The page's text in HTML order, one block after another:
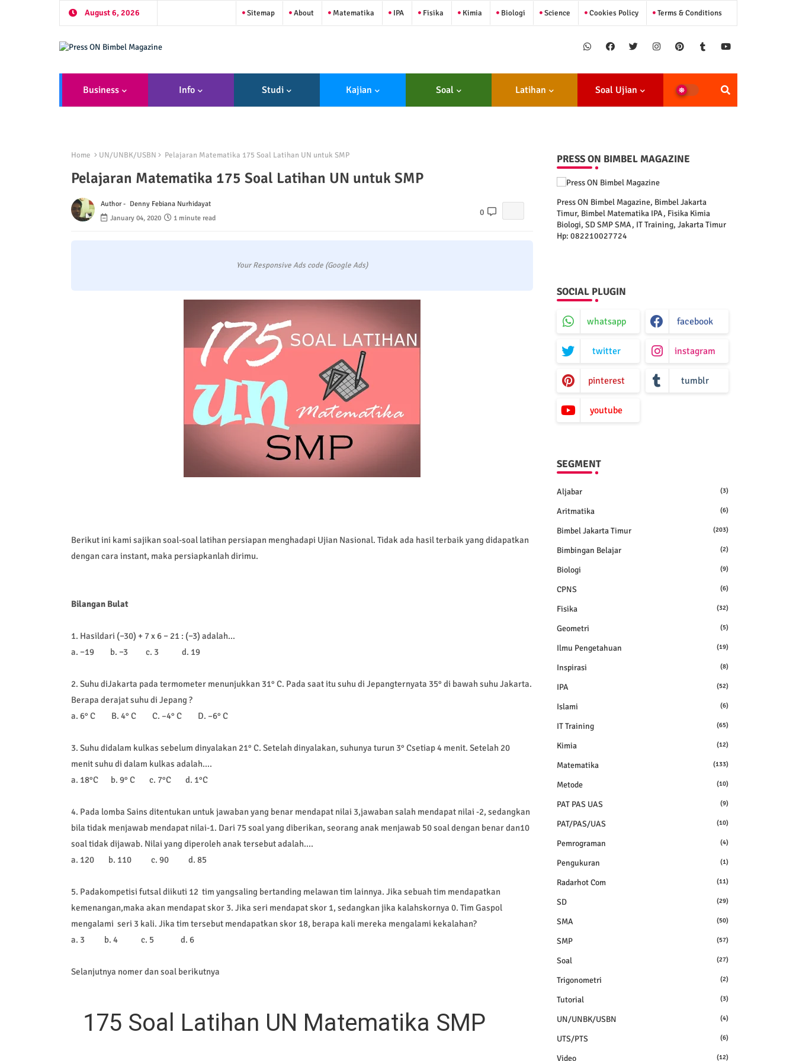
August 6, 2026 Sitemap About Matematika IPA Fisika Kimia Biologi Science Cookies Policy Terms & Conditions
Business Info Studi Kajian Soal Latihan Soal Ujian
Home UN/UNBK/USBN Pelajaran Matematika 175 Soal Latihan UN untuk SMP
Pelajaran Matematika 175 Soal Latihan UN untuk SMP
Author - Denny Febiana Nurhidayat
January 04, 2020
1 minute read
0
Your Responsive Ads code (Google Ads)
Berikut ini kami sajikan soal-soal latihan persiapan menghadapi Ujian Nasional. Tidak ada hasil terbaik yang didapatkan
dengan cara instant, maka persiapkanlah dirimu.
Bilangan Bulat
1. Hasildari (−30) + 7 x 6 − 21 : (−3) adalah…
a. −19
b. −3 c. 3 d. 19
2. Suhu diJakarta pada termometer menunjukkan 31° C. Pada saat itu suhu di Jepangternyata 35° di bawah suhu Jakarta.
Berapa derajat suhu di Jepang ?
a. 6° C
B. 4° C C. –4° C D. –6° C
3. Suhu didalam kulkas sebelum dinyalakan 21° C. Setelah dinyalakan, suhunya turun 3° Csetiap 4 menit. Setelah 20
menit suhu di dalam kulkas adalah….
a. 18°C
b. 9° C c. 7°C d. 1°C
4. Pada lomba Sains ditentukan untuk jawaban yang benar mendapat nilai 3,jawaban salah mendapat nilai -2, sedangkan
bila tidak menjawab mendapat nilai-1. Dari 75 soal yang diberikan, seorang anak menjawab 50 soal dengan benar dan10
soal tidak dijawab. Nilai yang diperoleh anak tersebut adalah....
a. 120
b. 110 c. 90 d. 85
5. Padakompetisi futsal diikuti 12 tim yangsaling bertanding melawan tim lainnya. Jika sebuah tim mendapatkan
kemenangan,maka akan mendapat skor 3. Jika seri mendapat skor 1, sedangkan jika kalahskornya 0. Tim Gaspol
mengalami seri 3 kali. Jika tim tersebut mendapatkan skor 18, berapa kali mereka mengalami kekalahan?
a. 3
b. 4 c. 5 d. 6
Selanjutnya nomer dan soal berikutnya
175 Soal Latihan UN Matematika SMP
PRESS ON BIMBEL MAGAZINE
Press ON Bimbel Magazine, Bimbel Jakarta
Timur, Bimbel Matematika IPA, Fisika Kimia
Biologi, SD SMP SMA, IT Training, Jakarta Timur
Hp: 082210027724
SOCIAL PLUGIN
whatsapp facebook
twitter instagram
pinterest tumblr
youtube
SEGMENT
Aljabar (3)
Aritmatika (6)
Bimbel Jakarta Timur (203)
Bimbingan Belajar (2)
Biologi (9)
CPNS (6)
Fisika (32)
Geometri (5)
Ilmu Pengetahuan (19)
Inspirasi (8)
IPA (52)
Islami (6)
IT Training (65)
Kimia (12)
Matematika (133)
Metode (10)
PAT PAS UAS (9)
PAT/PAS/UAS (10)
Pemrograman (4)
Pengukuran (1)
Radarhot Com (11)
SD (29)
SMA (50)
SMP (57)
Soal (27)
Trigonometri (2)
Tutorial (3)
UN/UNBK/USBN (4)
UTS/PTS (6)
Video (12)